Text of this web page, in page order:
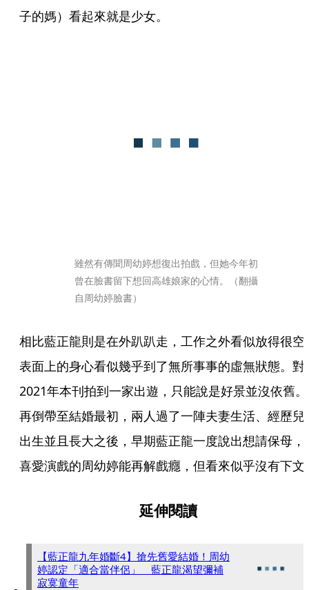
子的媽）看起來就是少女。
雖然有傳聞周幼婷想復出拍戲，但她今年初
曾在臉書留下想回高雄娘家的心情。（翻攝
自周幼婷臉書）
相比藍正龍則是在外趴趴走，工作之外看似放得很空
表面上的身心看似幾乎到了無所事事的虛無狀態。對
2021年本刊拍到一家出遊，只能說是好景並沒依舊。
再倒帶至結婚最初，兩人過了一陣夫妻生活、經歷兒
出生並且長大之後，早期藍正龍一度說出想請保母，
喜愛演戲的周幼婷能再解戲癮，但看來似乎沒有下文
延伸閱讀
【藍正龍九年婚斷4】搶先舊愛結婚！周幼
婷認定「適合當伴侶」 藍正龍渴望彌補
寂寞童年